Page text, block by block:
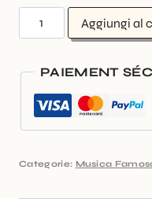
Aggiungi al
PAIEMENT
Categorie: Musica